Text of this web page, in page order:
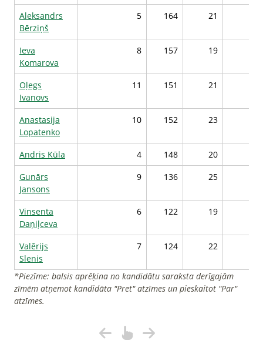
Aleksandrs
Bērziņš
5 164 21
Ieva
Komarova
8 157 19
Oļegs
Ivanovs
11 151 21
Anastasija
Lopatenko
10 152 23
Andris Kūla 4 148 20
Gunārs
Jansons
9 136 25
Vinsenta
Daņiļceva
6 122 19
Valērijs
Slenis
7 124 22
*Piezīme: balsis aprēķina no kandidātu saraksta derīgajām
zīmēm atņemot kandidāta "Pret" atzīmes un pieskaitot "Par"
atzīmes.